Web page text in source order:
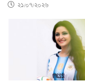
২১/০৭/২০২৬